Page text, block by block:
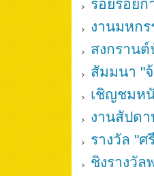
ร่อยรอยก
งานมหก
สงกราน
สัมมนา "
เชิญชมห
งานสัปด
รางวัล "ศ
ชิงรางวั